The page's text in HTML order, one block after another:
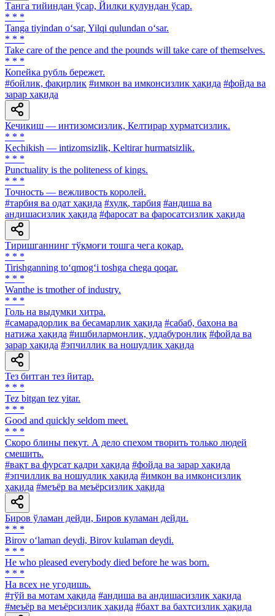
Танга тийиндан ўсар, Йилқи қулундан ўсар.
* * *
Tanga tiyindan o‘sar, Yilqi qulundan o‘sar.
* * *
Take care of the pence and the pounds will take care of themselves.
* * *
Копейка рубль бережет.
#бойлик, фақирлик #имкон ва имконсизлик ҳақида #фойда ва
зарар ҳақида
Кечикиш — интизомсизлик, Келтирар ҳурматсизлик.
* * *
Kechikish — intizomsizlik, Keltirar hurmatsizlik.
* * *
Punctuality is the politeness of kings.
* * *
Точность — вежливость королей.
#тарбия ва одат ҳақида #хулқ, тарбия #андиша ва
андишасизлик ҳақида #фаросат ва фаросатсизлик ҳақида
Тиришганнинг тўқмоғи тошга чега қоқар.
* * *
Tirishganning to‘qmog‘i toshga chega qoqar.
* * *
Wanthe is tmother of industry.
* * *
Голь на выдумки хитра.
#самарадорлик ва бесамарлик ҳақида #сабаб, баҳона ва
натижа ҳақида #ишбилармонлик, уддабуронлик #фойда ва
зарар ҳақида #эпчиллик ва ношудлик ҳақида
Тез битган тез йитар.
* * *
Tez bitgan tez yitar.
* * *
Good and quickly seldom meet.
* * *
Скоро блины пекут. А дело спехом творить только людей
смешить.
#вақт ва фурсат қадри ҳақида #фойда ва зарар ҳақида
#эпчиллик ва ношудлик ҳақида #имкон ва имконсизлик
ҳақида #меъёр ва меъёрсизлик ҳақида
Биров ўламан дейди, Биров куламан дейди.
* * *
Birov o‘laman deydi, Birov kulaman deydi.
* * *
He who pleased everybody died before he was born.
* * *
На всех не угодишь.
#тўй ва мотам ҳақида #андиша ва андишасизлик ҳақида
#меъёр ва меъёрсизлик ҳақида #бахт ва бахтсизлик ҳақида